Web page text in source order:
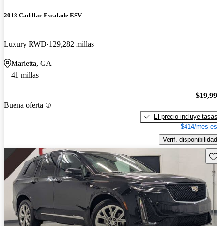
2018 Cadillac Escalade ESV
Luxury RWD 129,282 millas
Marietta, GA
41 millas
Buena oferta
El precio incluye tasas
$414/mes
Verif. disponibilidad